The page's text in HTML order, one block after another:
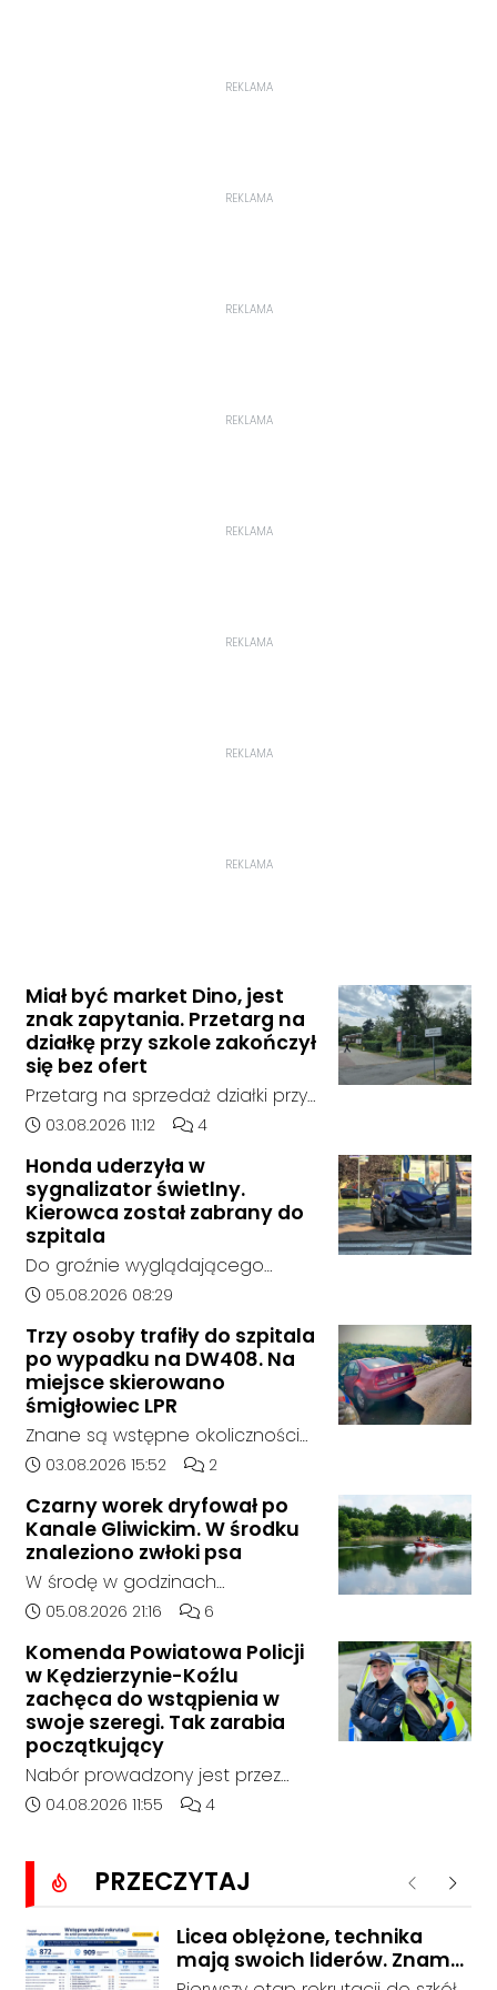
REKLAMA
REKLAMA
REKLAMA
REKLAMA
REKLAMA
REKLAMA
REKLAMA
REKLAMA
Miał być market Dino, jest
znak zapytania. Przetarg na
działkę przy szkole zakończył
się bez ofert
Przetarg na sprzedaż działki przy
Zespole Szkół Technicznych i
Kędzierzynie-Koźlu zakończył się
bez rozstrzygnięcia. Mimo
wcześniejszego zainteresowania
terenem ze strony sieci Dino, do
postępowania nie zgłosił się
żaden oferent.
Data dodania artykułu:
03.08.2026 11:12 Liczba komentarzy artykułu:
4
Honda uderzyła w
sygnalizator świetlny.
Kierowca został zabrany do
szpitala
Do groźnie wyglądającego
zdarzenia drogowego doszło w
godziny 6:30 kierujący
samochodem marki Honda
zjechał z drogi i uderzył w
sygnalizator świetlny.
Data dodania artykułu:
05.08.2026 08:29
Trzy osoby trafiły do szpitala
po wypadku na DW408. Na
miejsce skierowano
śmigłowiec LPR
Znane są wstępne okoliczności
zdarzenia drogowego, do
14:30 na drodze wojewódzkiej nr
408 pomiędzy Starym Koźlem a
Bierawą.
Data dodania artykułu:
03.08.2026 15:52 Liczba komentarzy artykułu:
2
Czarny worek dryfował po
Kanale Gliwickim. W środku
znaleziono zwłoki psa
W środę w godzinach
popołudniowych służby zostały
Gliwicki po zgłoszeniu od
zaniepokojonego świadka.
Osoba zgłaszająca zauważyła
unoszący się na wodzie czarny
worek, którego zawartość
wzbudziła jej niepokój.
Data dodania artykułu:
05.08.2026 21:16 Liczba komentarzy artykułu:
6
Komenda Powiatowa Policji
w Kędzierzynie-Koźlu
zachęca do wstąpienia w
swoje szeregi. Tak zarabia
początkujący
Nabór prowadzony jest przez
cały rok, a dokumenty można
elektronicznie. Początkujący
funkcjonariusz może otrzymywać
od 5311 do 6530 zł netto, zależnie
od wieku, etapu szkolenia i
miejsca służby.
Data dodania artykułu:
04.08.2026 11:55 Liczba komentarzy artykułu:
4
PRZECZYTAJ Poprzednie
Licea oblężone, technika
mają swoich liderów. Znamy
wstępne wyniki rekrutacji do